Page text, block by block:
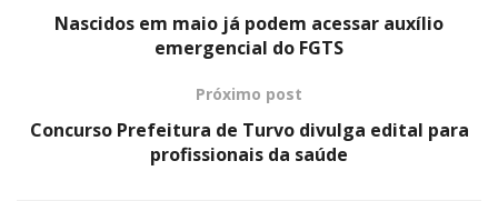
Nascidos em maio já podem acessar auxílio
emergencial do FGTS
Próximo post
Concurso Prefeitura de Turvo divulga edital para
profissionais da saúde